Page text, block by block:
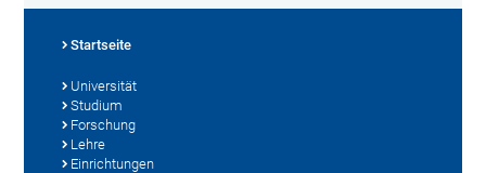
Startseite
Universität
Studium
Forschung
Lehre
Einrichtungen